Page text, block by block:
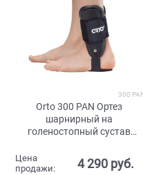
300
Orto 300 PAN Ортез
шарнирный на
голеностопный сустав
Цена
продажи:
4 290 руб.